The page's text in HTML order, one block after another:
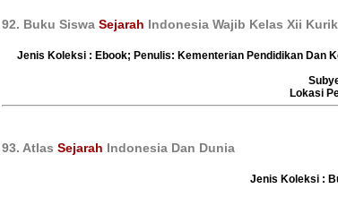
92. Buku Siswa Sejarah Indonesia Wajib Kelas Xii
Jenis Koleksi : Ebook; Penulis: Kementerian Pendidikan Dan
Lokasi
93. Atlas Sejarah Indonesia Dan Dunia
Jenis Koleksi :